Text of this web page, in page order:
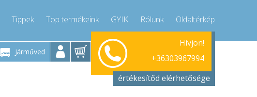
Tippek Top termékeink GYIK Rólunk Oldaltérkép
Járműved
Hívjon!
+36303967994
Hétfő-Péntek 9-17
+36303967994
info@compressor-express.hu
értékesítőd elérhetősége